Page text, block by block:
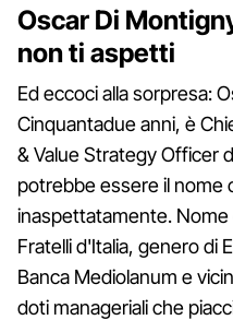
Oscar Di
non ti aspetti
Ed eccoci alla sorpresa:
Cinquantadue anni, è
& Value Strategy Officer
potrebbe essere il
inaspettatamente.
Fratelli d'Italia, genero di
Banca Mediolanum e
doti manageriali che